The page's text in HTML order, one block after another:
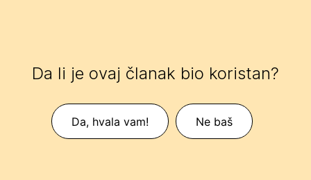
Da li je ovaj članak bio koristan?
Da, hvala vam! Ne baš